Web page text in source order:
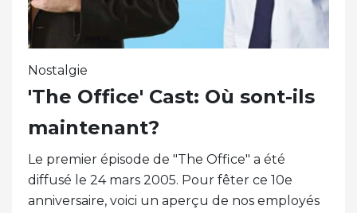
Nostalgie
'The Office' Cast: Où sont-ils
maintenant?
Le premier épisode de "The Office" a été
diffusé le 24 mars 2005. Pour fêter ce 10e
anniversaire, voici un aperçu de nos employés